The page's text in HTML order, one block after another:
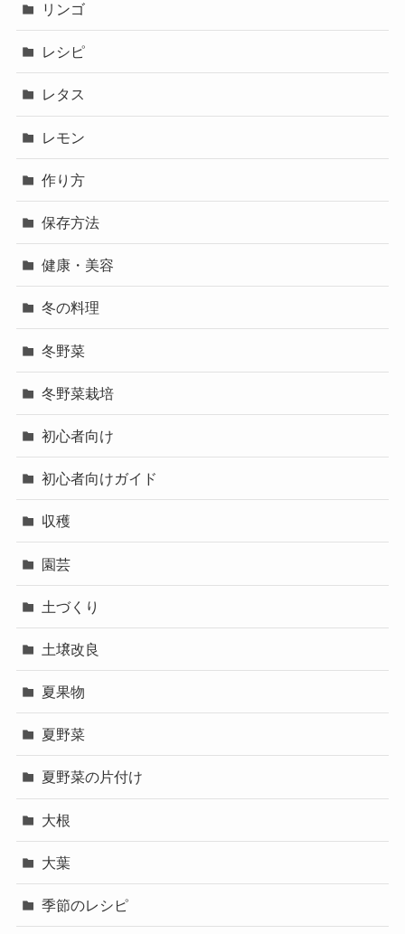
リンゴ
レシピ
レタス
レモン
作り方
保存方法
健康・美容
冬の料理
冬野菜
冬野菜栽培
初心者向け
初心者向けガイド
収穫
園芸
土づくり
土壌改良
夏果物
夏野菜
夏野菜の片付け
大根
大葉
季節のレシピ